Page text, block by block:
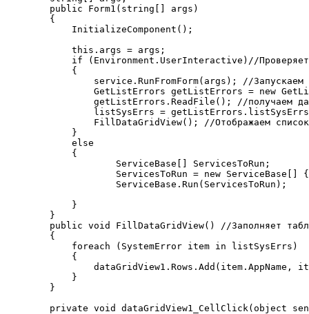
        public Form1(string[] args)
        {
            InitializeComponent();
            this.args = args;
if (Environment.UserInteractive)//
            {
service.RunFromForm(args); //Запускаем
GetListErrors getListErrors = new
getListErrors.ReadFile(); //получаем
listSysErrs =
FillDataGridView(); //Отображаем
            }
            else
            {
                    ServiceBase[] ServicesToRun;
ServicesToRun = new ServiceBase[]
                    ServiceBase.Run(ServicesToRun);
            }
        }
public void FillDataGridView() //Заполняет
        {
            foreach (SystemError item in listSysErrs)
            {
dataGridView1.Rows.Add(item.AppName,
            }
        }
private void dataGridView1_CellClick(object